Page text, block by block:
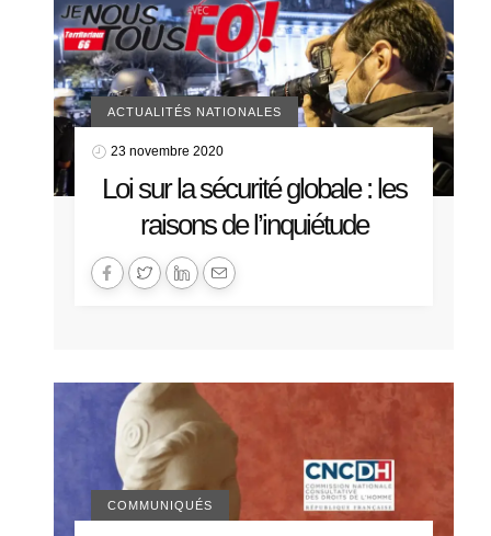
ACTUALITÉS NATIONALES
23 novembre 2020
Loi sur la sécurité globale : les
raisons de l’inquiétude
COMMUNIQUÉS